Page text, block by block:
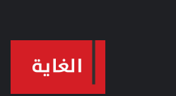
كلمة وجدانيّة ذكرت فيها تفاصيل
للعقيدة القوميّة الاجتماعيّة في